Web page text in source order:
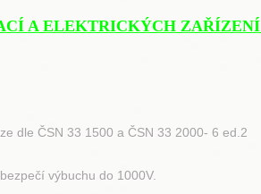
A ELEKTRICKÝCH ZAŘÍZENÍ
dle ČSN 33 1500 a ČSN 33 2000- 6 ed.2
výbuchu do 1000V.